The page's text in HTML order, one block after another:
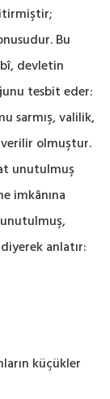
Bu
devletin
tesbit eder:
sarmış, valilik,
verilir olmuştur.
‎unutulmuş
imkânına
anlatır:
küçükler